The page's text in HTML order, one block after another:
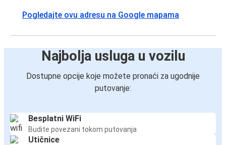
Pogledajte ovu adresu na Google mapama
Najbolja usluga u vozilu
Dostupne opcije koje možete pronaći za ugodnije
putovanje:
Besplatni WiFi
Budite povezani tokom putovanja
Utičnice